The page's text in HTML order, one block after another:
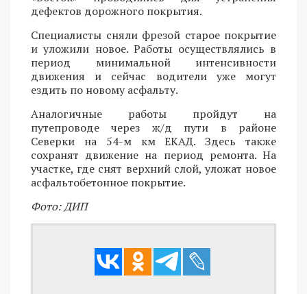
дефектов дорожного покрытия.
Специалисты сняли фрезой старое покрытие
и уложили новое. Работы осуществлялись в
период минимальной интенсивности
движения и сейчас водители уже могут
ездить по новому асфальту.
Аналогичные работы пройдут на
путепроводе через ж/д пути в районе
Северки на 54-м км ЕКАД. Здесь также
сохранят движение на период ремонта. На
участке, где снят верхний слой, уложат новое
асфальтобетонное покрытие.
Фото: ДИП